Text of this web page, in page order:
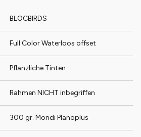
BLOCBIRDS
Full Color Waterloos offset
Pflanzliche Tinten
Rahmen NICHT inbegriffen
300 gr. Mondi Planoplus